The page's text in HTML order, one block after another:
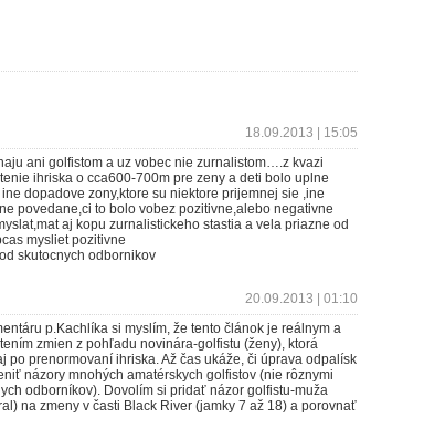
18.09.2013 | 15:05
ani golfistom a uz vobec nie zurnalistom….z kvazi
ihriska o cca600-700m pre zeny a deti bolo uplne
dopadove zony,ktore su niektore prijemnej sie ,ine
povedane,ci to bolo vobez pozitivne,alebo negativne
aj kopu zurnalistickeho stastia a vela priazne od
mysliet pozitivne
skutocnych odbornikov
20.09.2013 | 01:10
p.Kachlíka si myslím, že tento článok je reálnym a
zmien z pohľadu novinára-golfistu (ženy), ktorá
po prenormovaní ihriska. Až čas ukáže, či úprava odpalísk
názory mnohých amatérskych golfistov (nie rôznymi
odborníkov). Dovolím si pridať názor golfistu-muža
na zmeny v časti Black River (jamky 7 až 18) a porovnať